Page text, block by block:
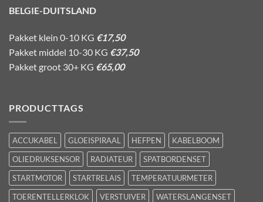
BELGIE-DUITSLAND
Pakket klein 0-10 KG €17,50
Pakket middel 10-30 KG €37,50
Pakket groot 30+ KG €65,00
PRODUCTTAGS
ACCUKABEL GLOEISPIRAAL HEFPEN
KABELBOOM
OLIEDRUKSENSOR
RADIATEUR
SPATBORDENSET
STARTMOTOR
STARTRELAIS
TEMPERATUURMETER
TOERENTELLERKLOK
VERSTUIVER WATERSLANGENSET